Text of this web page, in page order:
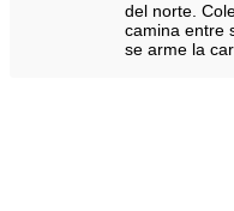
del norte.
camina entre
se arme la